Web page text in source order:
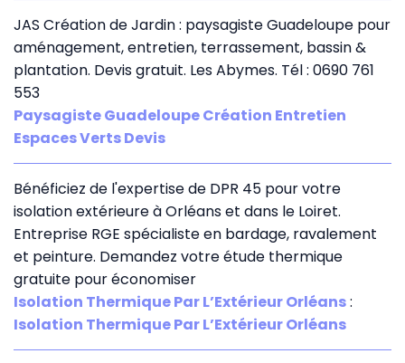
JAS Création de Jardin : paysagiste Guadeloupe pour
aménagement, entretien, terrassement, bassin &
plantation. Devis gratuit. Les Abymes. Tél : 0690 761
553
Paysagiste Guadeloupe Création Entretien
Espaces Verts Devis
Bénéficiez de l'expertise de DPR 45 pour votre
isolation extérieure à Orléans et dans le Loiret.
Entreprise RGE spécialiste en bardage, ravalement
et peinture. Demandez votre étude thermique
gratuite pour économiser
Isolation Thermique Par L’Extérieur Orléans:
Isolation Thermique Par L’Extérieur Orléans